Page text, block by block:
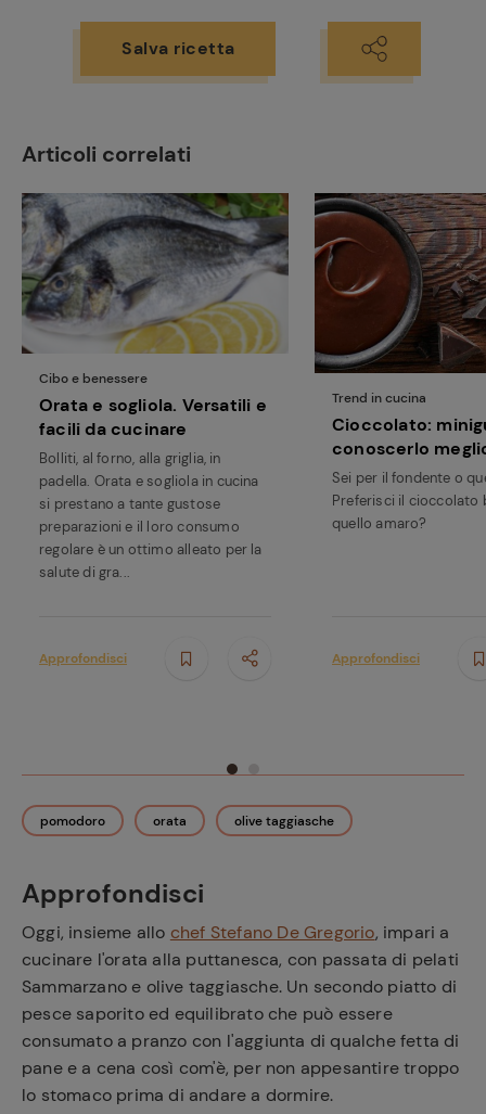
Salva ricetta
pomodoro orata olive taggiasche
Approfondisci
Oggi, insieme allo chef Stefano De Gregorio, impari a
cucinare l'orata alla puttanesca, con passata di pelati
Sammarzano e olive taggiasche. Un secondo piatto di
pesce saporito ed equilibrato che può essere
consumato a pranzo con l'aggiunta di qualche fetta di
pane e a cena così com'è, per non appesantire troppo
lo stomaco prima di andare a dormire.
Articoli correlati
Cibo e benessere
Orata e sogliola. Versatili e
facili da cucinare
Bolliti, al forno, alla griglia, in
padella. Orata e sogliola in cucina
si prestano a tante gustose
preparazioni e il loro consumo
regolare è un ottimo alleato per la
salute di gra...
Approfondisci
Trend in cucina
Cioccolato:
conoscerlo
Sei per il fondente o
Preferisci il cioccolato
quello amaro?
Approfondisci
preferite